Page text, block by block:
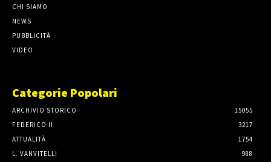
CHI SIAMO
NEWS
PUBBLICITÀ
VIDEO
Categorie Popolari
ARCHIVIO STORICO
15055
FEDERICO II
3217
ATTUALITÀ
1754
L. VANVITELLI
988